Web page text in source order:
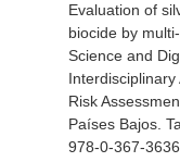
Evaluation of
biocide by
Science and
Interdisciplinary
Risk
Países Bajos.
978-0-367-